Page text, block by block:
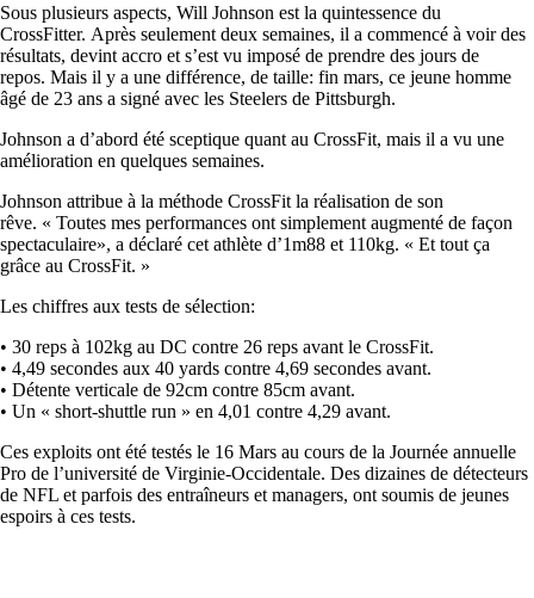
Sous plusieurs aspects, Will Johnson est la quintessence du
CrossFitter. Après seulement deux semaines, il a commencé à voir des
résultats, devint accro et s’est vu imposé de prendre des jours de
repos. Mais il y a une différence, de taille: fin mars, ce jeune homme
âgé de 23 ans a signé avec les Steelers de Pittsburgh.
Johnson a d’abord été sceptique quant au CrossFit, mais il a vu une
amélioration en quelques semaines.
Johnson attribue à la méthode CrossFit la réalisation de son
rêve. « Toutes mes performances ont simplement augmenté de façon
spectaculaire», a déclaré cet athlète d’1m88 et 110kg. « Et tout ça
grâce au CrossFit. »
Les chiffres aux tests de sélection:
• 30 reps à 102kg au DC contre 26 reps avant le CrossFit.
• 4,49 secondes aux 40 yards contre 4,69 secondes avant.
• Détente verticale de 92cm contre 85cm avant.
• Un « short-shuttle run » en 4,01 contre 4,29 avant.
Ces exploits ont été testés le 16 Mars au cours de la Journée annuelle
Pro de l’université de Virginie-Occidentale. Des dizaines de détecteurs
de NFL et parfois des entraîneurs et managers, ont soumis de jeunes
espoirs à ces tests.